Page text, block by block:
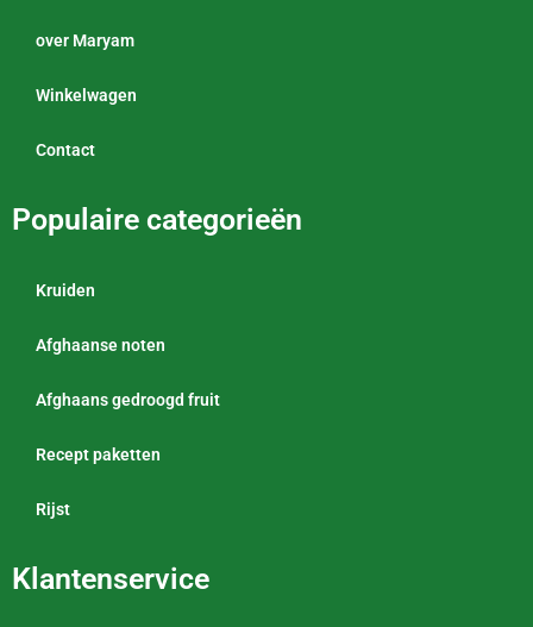
over Maryam
Winkelwagen
Contact
Populaire categorieën
Kruiden
Afghaanse noten
Afghaans gedroogd fruit
Recept paketten
Rijst
Klantenservice